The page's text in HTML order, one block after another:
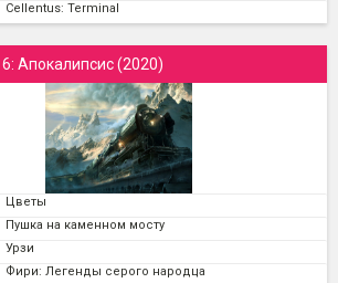
Cellentus: Terminal
Апокалипсис (2020)
Цветы
Пушка на каменном мосту
Урзи
Фири: Легенды серого народца